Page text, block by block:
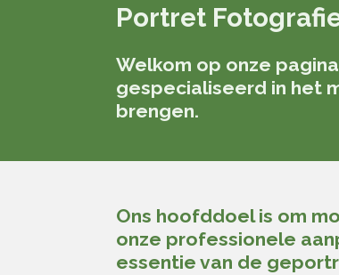
Portret
Welkom op onze
gespecialiseerd in het
brengen.
Ons hoofddoel is om
onze professionele
essentie van de